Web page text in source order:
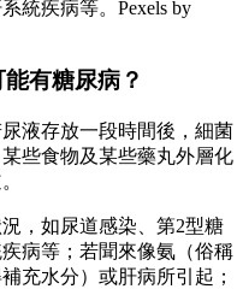
統疾病等。Pexels by
有糖尿病？
液存放一段時間後，細菌
些食物及某些藥丸外層化
，如尿道感染、第2型糖
病等；若聞來像氨（俗稱
充水分）或肝病所引起；